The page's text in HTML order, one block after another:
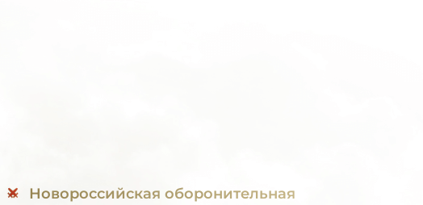
Новороссийская оборонительная